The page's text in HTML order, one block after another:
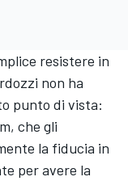
resistere in
non ha
punto di vista:
che gli
la fiducia in
per avere la